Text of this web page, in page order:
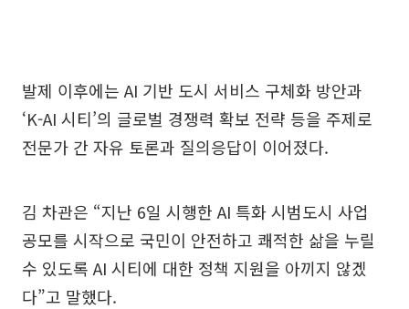
발제 이후에는 AI 기반 도시 서비스 구체화 방안과
‘K-AI 시티’의 글로벌 경쟁력 확보 전략 등을 주제로
전문가 간 자유 토론과 질의응답이 이어졌다.
김 차관은 “지난 6일 시행한 AI 특화 시범도시 사업
공모를 시작으로 국민이 안전하고 쾌적한 삶을 누릴
수 있도록 AI 시티에 대한 정책 지원을 아끼지 않겠
다”고 말했다.